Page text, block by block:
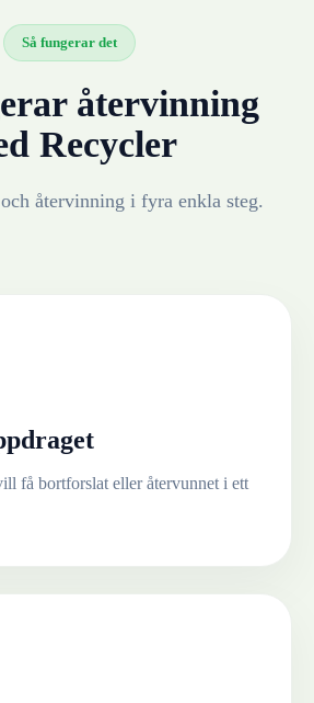
Så fungerar det
återvinning
Recycler
återvinning i fyra enkla steg.
få bortforslat eller återvunnet i ett